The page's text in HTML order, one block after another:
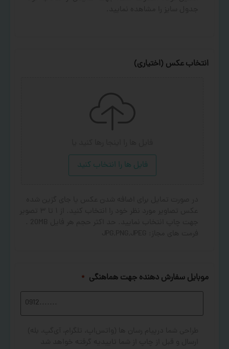
انتخاب عکس (اختیاری)
فایل ها را انتخاب کنید
موبایل سفارش دهنده جهت هماهنگی *